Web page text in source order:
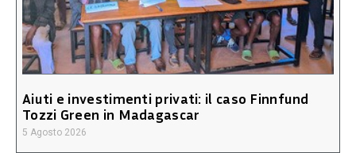
Aiuti e investimenti privati: il caso Finnfund
Tozzi Green in Madagascar
5 Agosto 2026